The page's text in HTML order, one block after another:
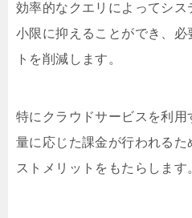
効率的なクエリによってシ
小限に抑えることができ、必
トを削減します。
特にクラウドサービスを利用
量に応じた課金が行われるた
ストメリットをもたらします